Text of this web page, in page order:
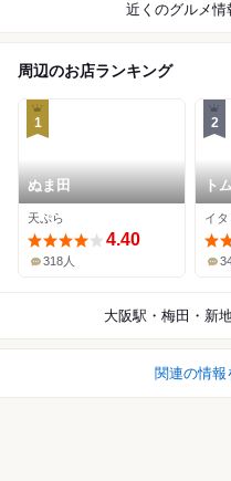
近くのグルメ情
周辺のお店ランキング
1
ぬま田
天ぷら
4.40
318人
2
ト
イ
大阪駅・梅田・新
関連の情報